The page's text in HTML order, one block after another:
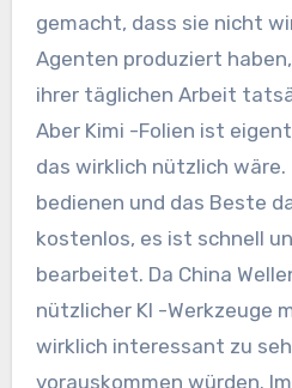
gemacht, dass sie nicht
Agenten produziert
ihrer täglichen Arbeit
Aber Kimi -Folien ist
das wirklich nützlich
bedienen und das Beste
kostenlos, es ist schnell
bearbeitet. Da China
nützlicher KI -Werkzeuge
wirklich interessant zu
vorauskommen würden.